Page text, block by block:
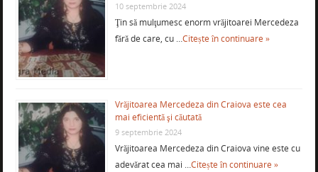
10 septembrie 2024
Ţin să mulţumesc enorm vrăjitoarei Mercedeza
fără de care, cu …Citește în continuare »
Vrăjitoarea Mercedeza din Craiova este cea
mai eficientă şi căutată
9 septembrie 2024
Vrăjitoarea Mercedeza din Craiova vine este cu
adevărat cea mai …Citește în continuare »